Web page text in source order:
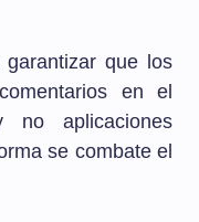
que los
en el
no aplicaciones
se combate el